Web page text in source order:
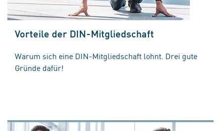
Vorteile der DIN-Mitgliedschaft
Warum sich eine DIN-Mitgliedschaft lohnt. Drei gute
Gründe dafür!